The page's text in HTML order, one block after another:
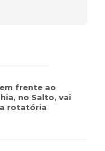
frente ao
no Salto, vai
rotatória